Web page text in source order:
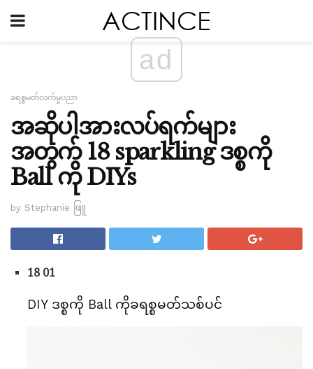
ad
ခရစ္စမတ်လက်မှုပညာ
အဆိုပါအားလပ်ရက်များ
အတွက် 18 sparkling ဒစ္စကို
Ball ကို DIYs
by Stephanie ဖြူ
18 01
DIY ဒစ္စကို Ball ကိုခရစ္စမတ်သစ်ပင်